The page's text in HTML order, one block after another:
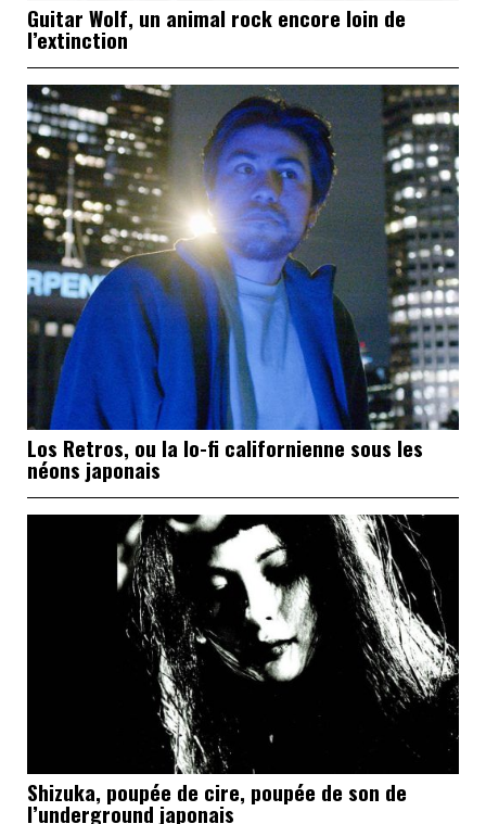
Guitar Wolf, un animal rock encore loin de
l’extinction
Los Retros, ou la lo-fi californienne sous les
néons japonais
Shizuka, poupée de cire, poupée de son de
l’underground japonais